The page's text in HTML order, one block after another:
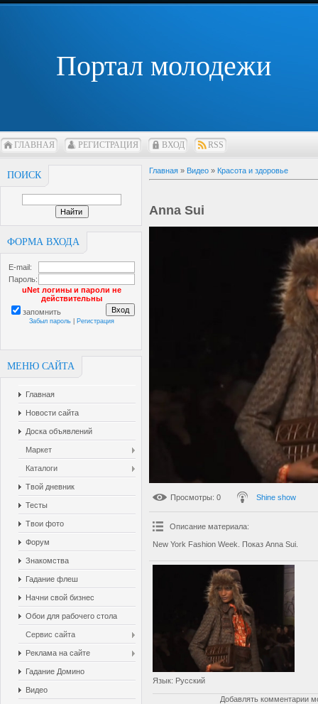
Портал молодежи
ГЛАВНАЯ РЕГИСТРАЦИЯ ВХОД RSS
ПОИСК
ФОРМА ВХОДА
E-mail:
Пароль:
uNet логины и пароли не
действительны
запомнить
Забыл пароль Регистрация
МЕНЮ САЙТА
Главная
Новости сайта
Доска объявлений
Маркет
Каталоги
Твой дневник
Тесты
Твои фото
Форум
Знакомства
Гадание флеш
Начни свой бизнес
Обои для рабочего стола
Сервис сайта
Реклама на сайте
Гадание Домино
Видео
Главная » Видео » Красота и здоровье
Anna Sui
Просмотры: 0 Shine show
Описание материала:
New York Fashion Week. Показ Anna Sui.
Язык: Русский
Добавлять комментарии